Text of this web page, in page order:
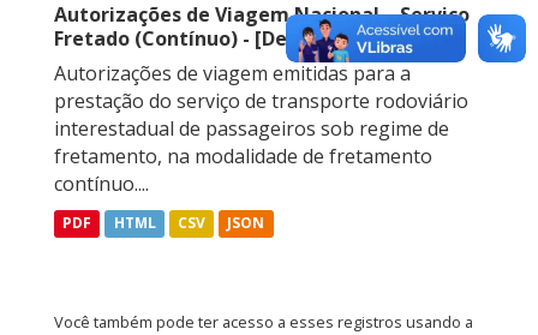
Autorizações de Viagem Nacional – Serviço
Fretado (Contínuo) - [Descontinuado]
Autorizações de viagem emitidas para a
prestação do serviço de transporte rodoviário
interestadual de passageiros sob regime de
fretamento, na modalidade de fretamento
contínuo....
PDF HTML CSV JSON
Você também pode ter acesso a esses registros usando a